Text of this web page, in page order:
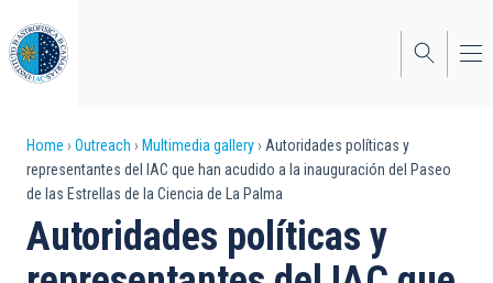
to
main
content
Breadcrumb
Home Outreach Multimedia gallery
Autoridades políticas y
representantes del IAC que han acudido a la inauguración del Paseo
de las Estrellas de la Ciencia de La Palma
Autoridades políticas y